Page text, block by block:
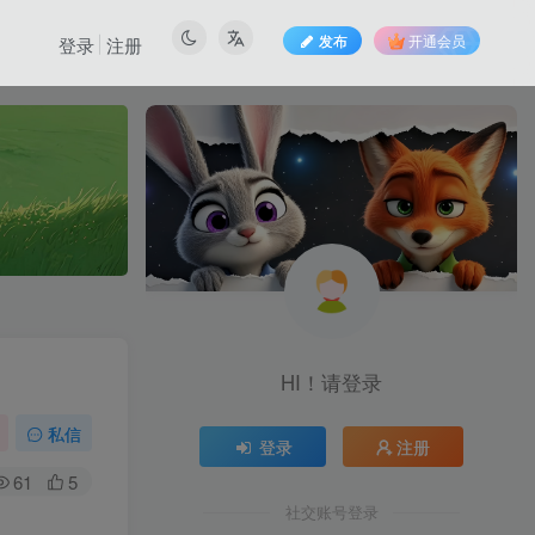
发布 开通会员
登录 注册
也想出现在这里？ 联系我们
私信
61 5
HI！请登录
登录 注册
社交账号登录